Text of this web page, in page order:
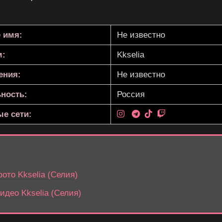
имя: Не известно
Kkselia
Не известно
Россия
сети:
Kkselia (Селия)
Kkselia (Селия)